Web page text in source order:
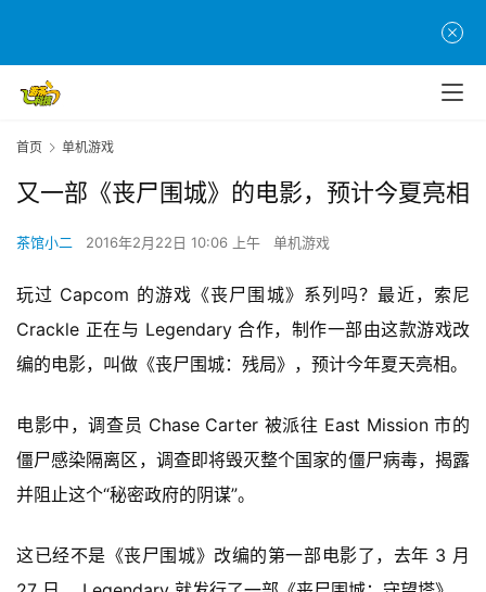
首
首页 单机游戏
又一部《丧尸围城》的电影，预计今夏亮相
茶馆小二 2016年2月22日 10:06 上午 单机游戏
玩过 Capcom 的游戏《丧尸围城》系列吗？最近，索尼
Crackle 正在与 Legendary 合作，制作一部由这款游戏改
编的电影，叫做《丧尸围城：残局》，预计今年夏天亮相。
电影中，调查员 Chase Carter 被派往 East Mission 市的
僵尸感染隔离区，调查即将毁灭整个国家的僵尸病毒，揭露
并阻止这个“秘密政府的阴谋”。
这已经不是《丧尸围城》改编的第一部电影了，去年 3 月